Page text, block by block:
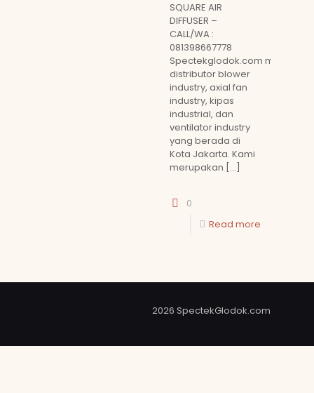
SQUARE AIR
DIFFUSER –
CALL/WA :
081398667778
Spectekglodok.com
distributor blower
industry, axial fan
industry, kipas
industrial, dan
ventilator industry
yang berada di
Kota Jakarta. Kami
merupakan […]
0
Read more
2026 SpectekGlodok.com